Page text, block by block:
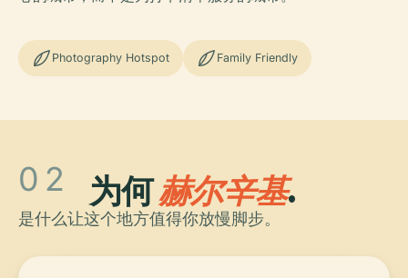
Photography Hotspot Family Friendly
02 为何赫尔辛基.
是什么让这个地方值得你放慢脚步。